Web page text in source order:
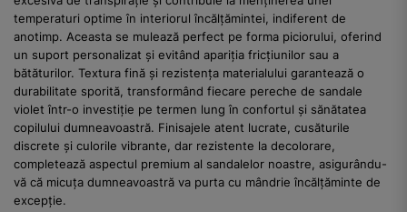
temperaturi optime în interiorul încălțămintei, indiferent de
anotimp. Aceasta se mulează perfect pe forma piciorului, oferind
un suport personalizat și evitând apariția fricțiunilor sau a
bătăturilor. Textura fină și rezistența materialului garantează o
durabilitate sporită, transformând fiecare pereche de sandale
violet într-o investiție pe termen lung în confortul și sănătatea
copilului dumneavoastră. Finisajele atent lucrate, cusăturile
discrete și culorile vibrante, dar rezistente la decolorare,
completează aspectul premium al sandalelor noastre, asigurându-
vă că micuța dumneavoastră va purta cu mândrie încălțăminte de
excepție.